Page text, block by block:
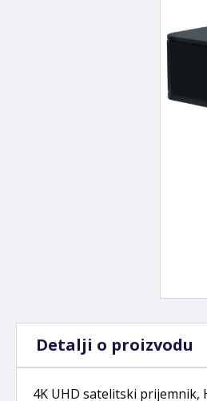
Detalji o proizvodu
4K UHD satelitski prijemnik,